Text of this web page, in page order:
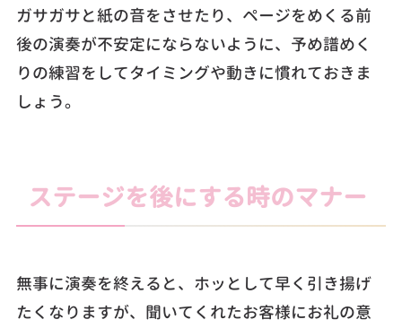
ガサガサと紙の音をさせたり、ページをめくる前
後の演奏が不安定にならないように、予め譜めく
りの練習をしてタイミングや動きに慣れておきま
しょう。
ステージを後にする時のマナー
無事に演奏を終えると、ホッとして早く引き揚げ
たくなりますが、聞いてくれたお客様にお礼の意